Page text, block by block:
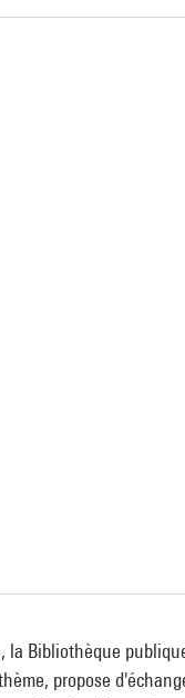
la Bibliothèque
propose